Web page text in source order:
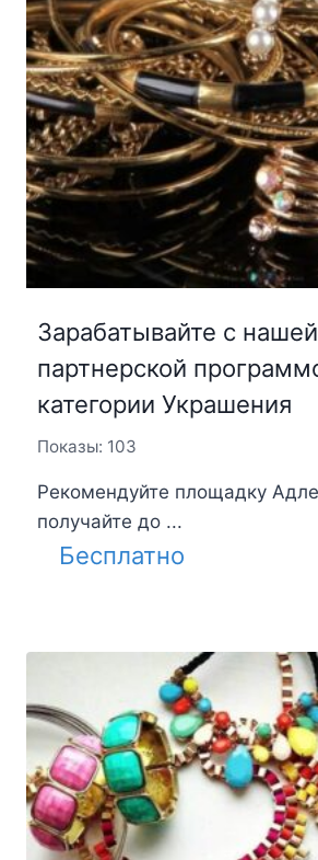
Зарабатывайте с нашей
партнерской
категории Украшения
Показы: 103
Рекомендуйте площадку
получайте до ...
Бесплатно